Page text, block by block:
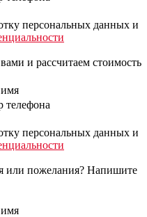
персональных данных и
и рассчитаем стоимость
телефона
персональных данных и
или пожелания? Напишите